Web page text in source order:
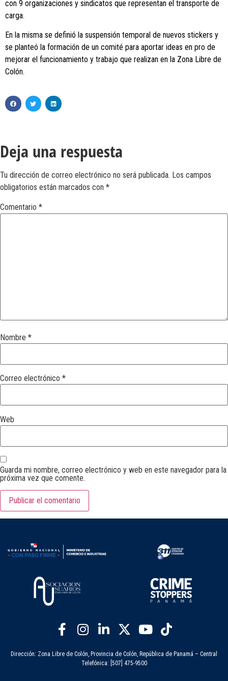
con 9 organizaciones y sindicatos que representan el transporte de
carga.
En la misma se definió la suspensión temporal de nuevos stickers y
se planteó la formación de un comité para aportar ideas en pro de
mejorar el funcionamiento y trabajo que realizan en la Zona Libre de
Colón.
Deja una respuesta
Tu dirección de correo electrónico no será publicada. Los campos
obligatorios están marcados con *
Comentario *
Nombre *
Correo electrónico *
Web
Guarda mi nombre, correo electrónico y web en este navegador para la
próxima vez que comente.
Dirección: Zona Libre de Colón, Provincia de Colón, República de Panamá – Central
Telefónica: [507] 475-9500